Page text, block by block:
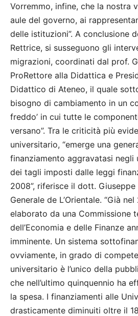
Vorremmo, infine, che la nostra
aule del governo, ai
delle istituzioni”. A conclusione
Rettrice, si susseguono gli
migrazioni, coordinati dal prof.
ProRettore alla Didattica e
Didattico di Ateneo, il quale
bisogno di cambiamento in un
freddo’ in cui tutte le
versano”. Tra le criticità più
universitario, “emerge una
finanziamento aggravatasi negli
dei tagli imposti dalle leggi
2008”, riferisce il dott.
Generale de L’Orientale. “Già
elaborato da una Commissione
dell’Economia e delle Finanze
imminente. Un sistema
ovviamente, in grado di
universitario è l’unico della
che nell’ultimo quinquennio ha
la spesa. I finanziamenti alle
drasticamente diminuiti oltre il